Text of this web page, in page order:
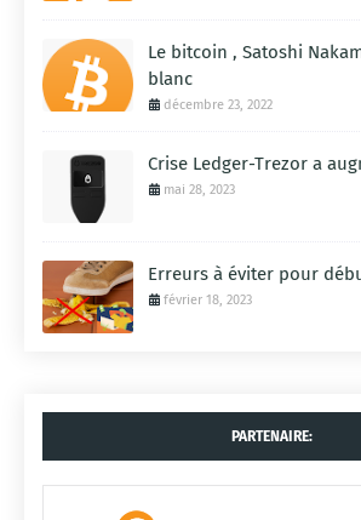
Le bitcoin , Satoshi
blanc
décembre 23, 2022
Crise Ledger-Trezor a
mai 28, 2023
Erreurs à éviter pour
février 18, 2023
PARTENAIRE: